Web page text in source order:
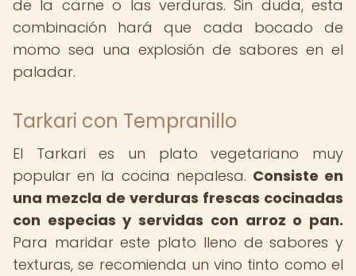
de la carne o las verduras. Sin duda, esta
combinación hará que cada bocado de
momo sea una explosión de sabores en el
paladar.
Tarkari con Tempranillo
El Tarkari es un plato vegetariano muy
popular en la cocina nepalesa. Consiste en
una mezcla de verduras frescas cocinadas
con especias y servidas con arroz o pan.
Para maridar este plato lleno de sabores y
texturas, se recomienda un vino tinto como el